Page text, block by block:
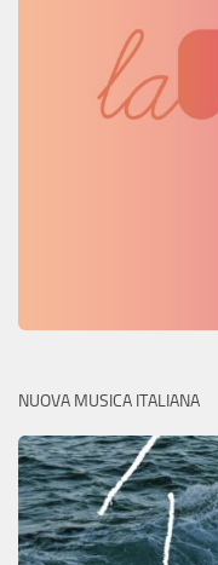
NUOVA MUSICA ITALIANA